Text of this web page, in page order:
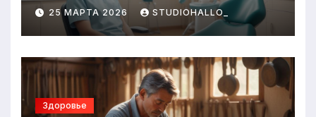
25 МАРТА 2026 STUDIOHALLO_
Здоровье